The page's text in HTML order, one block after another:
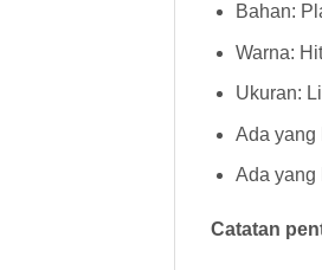
Bahan:
Warna:
Ukuran:
Ada yang
Ada yang
Catatan